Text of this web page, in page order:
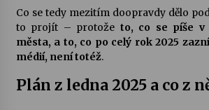
Želiv
3. 7. 2026
Co se tedy mezitím doopravdy dělo
to projít – protože to, co se píše v
města, a to, co po celý rok 2025
médií, není totéž.
Plán z ledna 2025 a co z